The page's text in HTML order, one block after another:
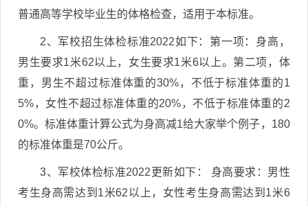
普通高等学校毕业生的体格检查，适用于本标准。
2、军校招生体检标准2022如下：第一项：身高，
男生要求1米62以上，女生要求1米6以上。第二项，体
重，男生不超过标准体重的30%，不低于标准体重的1
5%，女性不超过标准体重的20%，不低于标准体重的2
0%。标准体重计算公式为身高减1给大家举个例子，180
的标准体重是70公斤。
3、军校体检标准2022更新如下： 身高要求：男性
考生身高需达到1米62以上，女性考生身高需达到1米6